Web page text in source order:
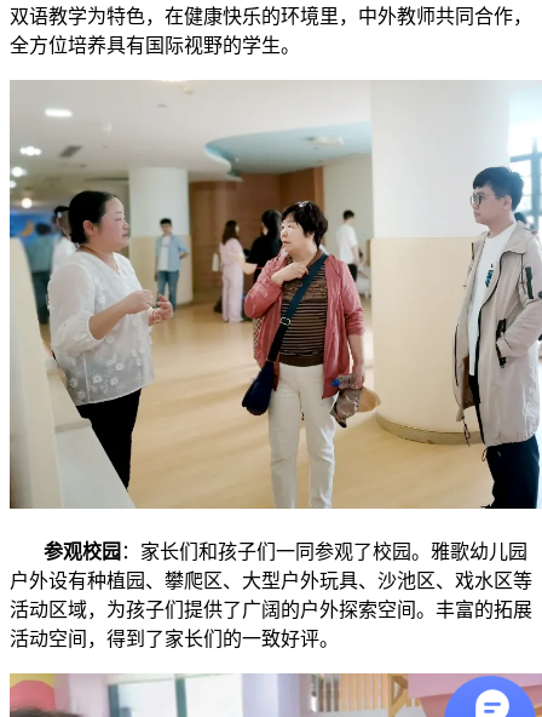
双语教学为特色，在健康快乐的环境里，中外教师共同合作，
全方位培养具有国际视野的学生。
参观校园 ：家长们和孩子们一同参观了校园。雅歌幼儿园
户外设有种植园、攀爬区、大型户外玩具、沙池区、戏水区等
活动区域，为孩子们提供了广阔的户外探索空间。丰富的拓展
活动空间，得到了家长们的一致好评。